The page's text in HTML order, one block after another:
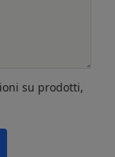
su prodotti,